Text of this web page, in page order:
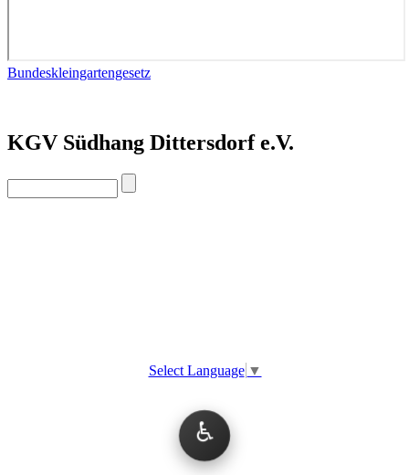
Bundeskleingartengesetz
KGV Südhang Dittersdorf e.V.
Select Language ▼
♿